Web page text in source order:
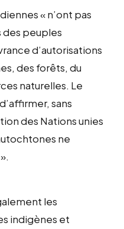
« n’ont pas
des peuples
d’autorisations
des forêts, du
naturelles. Le
sans
des Nations unies
ne
les
indigènes et